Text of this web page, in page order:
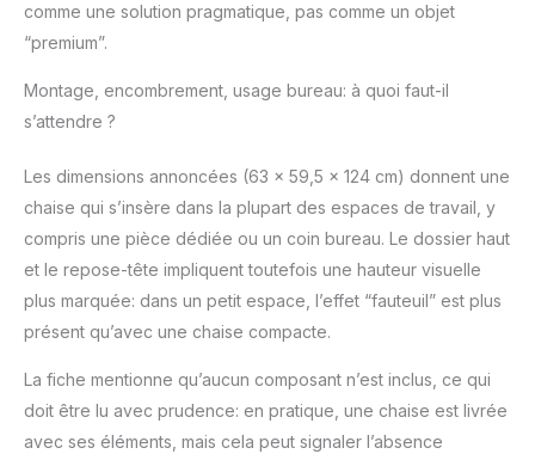
comme une solution pragmatique, pas comme un objet
“premium”.
Montage, encombrement, usage bureau: à quoi faut-il
s’attendre ?
Les dimensions annoncées (63 x 59,5 x 124 cm) donnent une
chaise qui s’insère dans la plupart des espaces de travail, y
compris une pièce dédiée ou un coin bureau. Le dossier haut
et le repose-tête impliquent toutefois une hauteur visuelle
plus marquée: dans un petit espace, l’effet “fauteuil” est plus
présent qu’avec une chaise compacte.
La fiche mentionne qu’aucun composant n’est inclus, ce qui
doit être lu avec prudence: en pratique, une chaise est livrée
avec ses éléments, mais cela peut signaler l’absence